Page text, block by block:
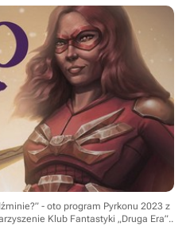
- oto program Pyrkonu 2023 z
Klub Fantastyki „Druga Era”..